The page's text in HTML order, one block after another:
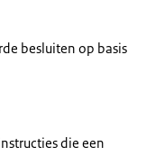
besluiten op basis
die een